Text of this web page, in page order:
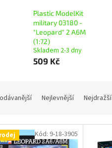
Plastic ModelKit
military 03180 -
"Leopard" 2 A6M
(1:72)
Skladem 2-3 dny
509 Kč
Nejlevnější Nejdražší
Kód: 9-18-3905